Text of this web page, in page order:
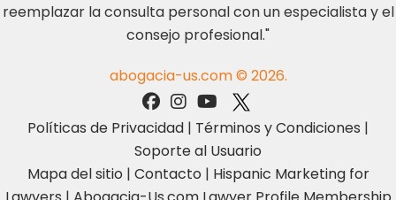
reemplazar la consulta personal con un especialista y el
consejo profesional."
abogacia-us.com © 2026.
Políticas de Privacidad | Términos y Condiciones |
Soporte al Usuario
Mapa del sitio | Contacto | Hispanic Marketing for